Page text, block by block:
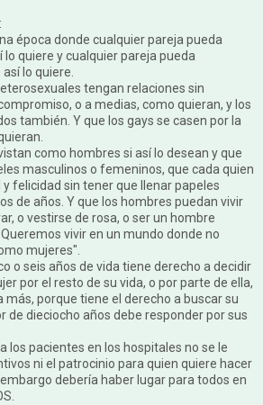
época donde cualquier pareja pueda
lo quiere y cualquier pareja pueda
lo quiere.
tengan relaciones sin
o a medias, como quieran, y los
también. Y que los gays se casen por la
como hombres si así lo desean y que
masculinos o femeninos, que cada quien
y felicidad sin tener que llenar papeles
de años. Y que los hombres puedan vivir
o vestirse de rosa, o ser un hombre
vivir en un mundo donde no
mujeres".
o seis años de vida tiene derecho a decidir
por el resto de su vida, o por parte de ella,
más, porque tiene el derecho a buscar su
de dieciocho años debe responder por sus
los pacientes en los hospitales no se le
ni el patrocinio para quien quiere hacer
debería haber lugar para todos en